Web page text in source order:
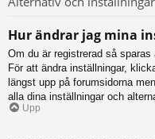
Hur ändrar jag mina
Om du är registrerad så
För att ändra inställningar,
längst upp på forumsidorna
alla dina inställningar och
Upp